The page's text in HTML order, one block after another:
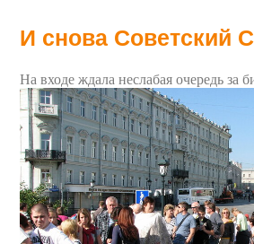
И снова Советский
На входе ждала неслабая очередь за